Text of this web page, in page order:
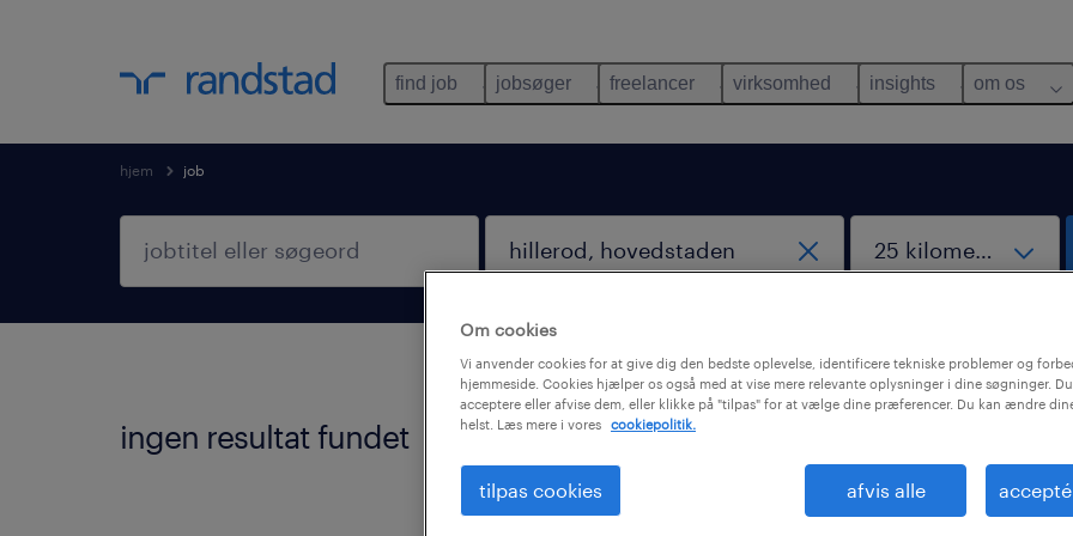
find job jobsøger freelancer virksomhed insights om os
hjem job
ingen resultat fundet
Vi fandt desværre ingen job med disse filtre. Det kan
god idé at ændre dine søgekriterier for at få flere
Følgende forslag kan måske hjælpe:
Om cookies
Vi anvender cookies for at give dig den bedste oplevelse, identificere tekniske problemer og
hjemmeside. Cookies hjælper os også med at vise mere relevante oplysninger i dine søgninger.
acceptere eller afvise dem, eller klikke på "tilpas" for at vælge dine præferencer. Du kan ændre
helst. Læs mere i vores
cookiepolitik.
tilpas cookies afvis alle